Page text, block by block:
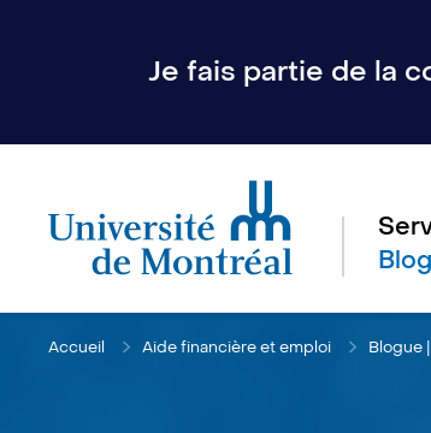
Je fais partie de la
Accueil Aide financière et emploi Blogue